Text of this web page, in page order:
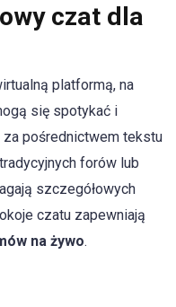
czat dla
platformą, na
się spotykać i
pośrednictwem tekstu
forów lub
szczegółowych
czatu zapewniają
na żywo.